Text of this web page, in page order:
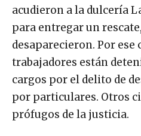
acudieron a la dulcería
para entregar un
desaparecieron. Por ese
trabajadores están
cargos por el delito de
por particulares. Otros
prófugos de la justicia.